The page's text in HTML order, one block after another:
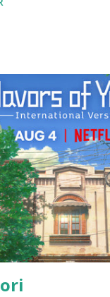
sentia que tinha um
abandonar a série e
a esta ideologia que
DEZ Hanebado
série. No episódio
da personagem
Uma animação
diálogos
fez crer que a